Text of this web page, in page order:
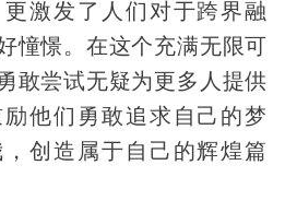
激发了人们对于跨界融
憧憬。在这个充满无限可
敢尝试无疑为更多人提供
他们勇敢追求自己的梦
创造属于自己的辉煌篇